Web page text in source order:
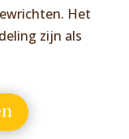
Het
zijn als